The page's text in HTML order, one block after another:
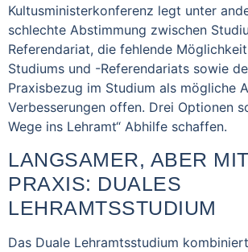
Kultusministerkonferenz legt unter
schlechte Abstimmung zwischen
Referendariat, die fehlende
Studiums und -Referendariats sowie
Praxisbezug im Studium als mögliche
Verbesserungen offen. Drei Optionen
Wege ins Lehramt“ Abhilfe schaffen.
LANGSAMER, ABER
PRAXIS: DUALES
LEHRAMTSSTUDIUM
Das Duale Lehramtsstudium